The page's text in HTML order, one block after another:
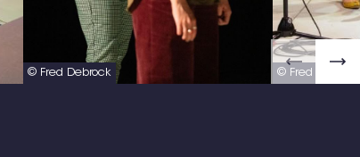
© Fred Debrock © Fred Debrock